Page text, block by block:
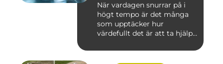
När vardagen snurrar på i
högt tempo är det många
som upptäcker hur
värdefullt det är att ta hjälp